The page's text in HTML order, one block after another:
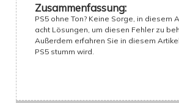
Zusammenfassung:
PS5 ohne Ton? Keine Sorge, in diesem
acht Lösungen, um diesen Fehler zu
Außerdem erfahren Sie in diesem
PS5 stumm wird.